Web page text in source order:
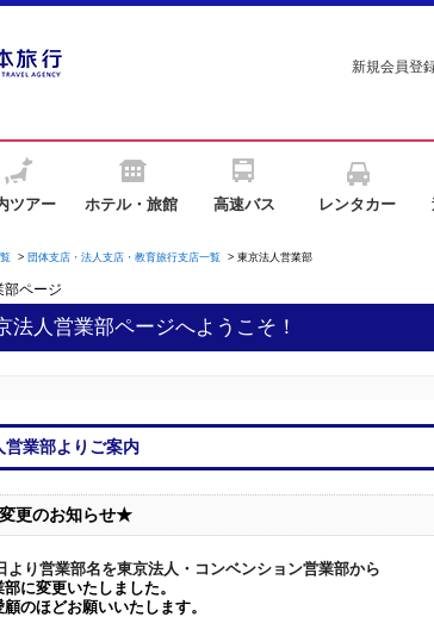
新規会員登
ツアー ホテル・旅館 高速バス レンタカー
> 団体支店・法人支店・教育旅行支店一覧 > 東京法人営業部
部ページ
法人営業部ページへようこそ！
営業部よりご案内
更のお知らせ★
より営業部名を東京法人・コンベンション営業部から
に変更いたしました。
のほどお願いいたします。